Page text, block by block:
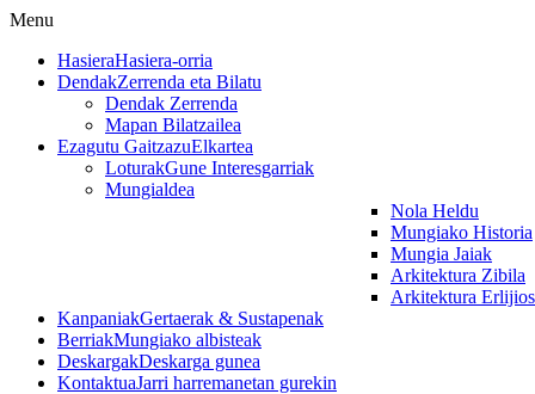
Menu
HasieraHasiera-orria
DendakZerrenda eta Bilatu
Dendak Zerrenda
Mapan Bilatzailea
Ezagutu GaitzazuElkartea
LoturakGune Interesgarriak
Mungialdea
Nola Heldu
Mungiako Historia
Mungia Jaiak
Arkitektura Zibila
Arkitektura
KanpaniakGertaerak & Sustapenak
BerriakMungiako albisteak
DeskargakDeskarga gunea
KontaktuaJarri harremanetan gurekin